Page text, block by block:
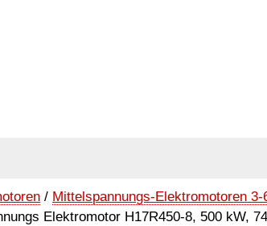
/ Mittelspannungs-Elektromotoren
Elektromotor H17R450-8, 500 kW,